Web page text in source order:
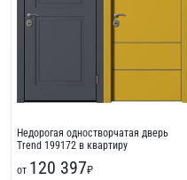
Недорогая одностворчатая дверь
Trend 199172 в квартиру
от 120 397₽